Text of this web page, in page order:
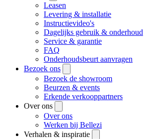
Leasen
Levering & installatie
Instructievideo's
Dagelijks gebruik & onderhoud
Service & garantie
FAQ
Onderhoudsbeurt aanvragen
Bezoek ons
Bezoek de showroom
Beurzen & events
Erkende verkooppartners
Over ons
Over ons
Werken bij Bellezi
Verhalen & inspiratie